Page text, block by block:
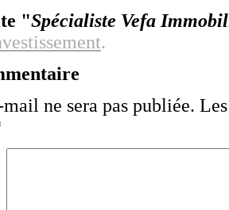
"Spécialiste Vefa
.
ne sera pas publiée.